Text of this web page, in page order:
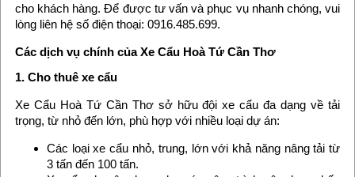
cho khách hàng. Để được tư vấn và phục vụ nhanh chóng, vui
lòng liên hệ số điện thoại: 0916.485.699.
Các dịch vụ chính của Xe Cẩu Hoà Tứ Cần Thơ
1. Cho thuê xe cẩu
Xe Cẩu Hoà Tứ Cần Thơ sở hữu đội xe cẩu đa dạng về tải
trọng, từ nhỏ đến lớn, phù hợp với nhiều loại dự án:
Các loại xe cẩu nhỏ, trung, lớn với khả năng nâng tải từ
3 tấn đến 100 tấn.